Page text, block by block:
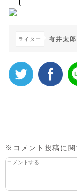
ライター 有井太
※コメント投稿に関